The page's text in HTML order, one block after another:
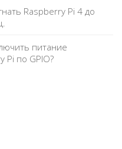
Raspberry Pi 4 до
питание
Pi по GPIO?